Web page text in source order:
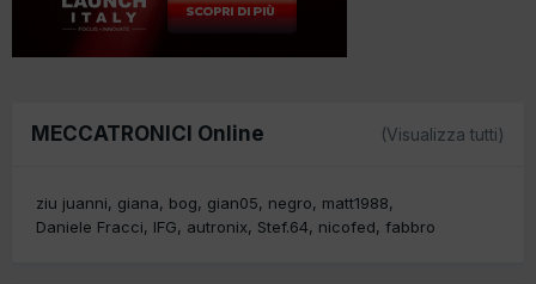
MECCATRONICI Online (Visualizza tutti)
ziu juanni giana bog gian05 negro
matt1988
Daniele Fracci
IFG autronix Stef.64 nicofed fabbro